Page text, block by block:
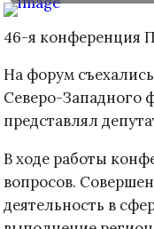
46-я конференция
На форум
Северо-Западного
представлял
В ходе работы
вопросов.
деятельность в